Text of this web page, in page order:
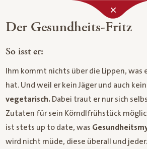
Der Gesundheits-Fritz
So isst er:
Ihm kommt nichts über die Lippen, was
hat. Und weil er kein Jäger und auch
vegetarisch. Dabei traut er nur sich
Zutaten für sein Körndlfrühstück
ist stets up to date, was
wird nicht müde, diese überall und